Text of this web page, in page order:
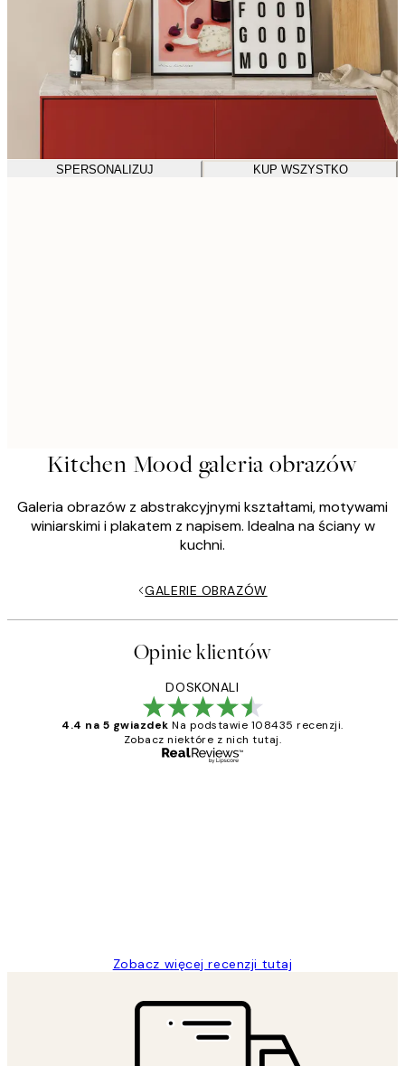
SPERSONALIZUJ KUP WSZYSTKO
Kitchen Mood galeria obrazów
Galeria obrazów z abstrakcyjnymi kształtami, motywami
winiarskimi i plakatem z napisem. Idealna na ściany w
kuchni.
GALERIE OBRAZÓW
Opinie klientów
DOSKONALI
4.4 na 5 gwiazdek Na podstawie 108435 recenzji.
Zobacz niektóre z nich tutaj.
Zobacz więcej recenzji tutaj